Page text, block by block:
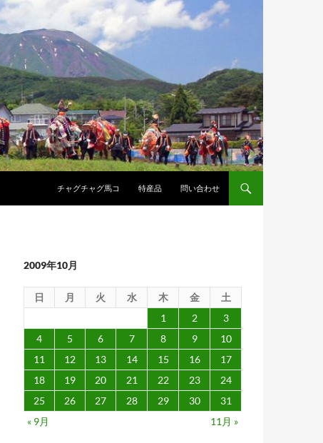
チャグチャグ馬コ
特産品 問い合わせ
2009年10月
日 月 火 水 木 金
土
1
2
3
4
5 6 7 8 9
10
11
12 13 14 15 16
17
18
19 20 21 22 23
24
25
26 27 28 29 30
31
« 9月
11月 »